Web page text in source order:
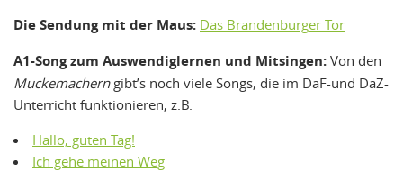
Die Sendung mit der Maus: Das Brandenburger Tor
A1-Song zum Auswendiglernen und Mitsingen: Von den
Muckemacherngibt’s noch viele Songs, die im DaF-und DaZ-
Unterricht funktionieren, z.B.
Hallo, guten Tag!
Ich gehe meinen Weg